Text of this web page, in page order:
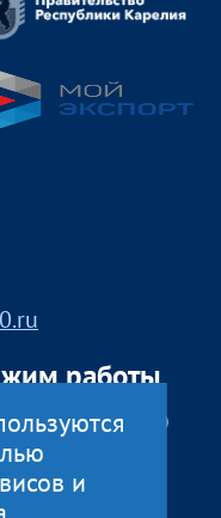
работы
чт:09:00 — 18:00
— 17:00
с 13:00 до 14:00
и